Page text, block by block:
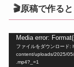
🎬原稿で作る
Media error:
ファイルをダウンロード
content/uploads/2025/
.mp4?_=1